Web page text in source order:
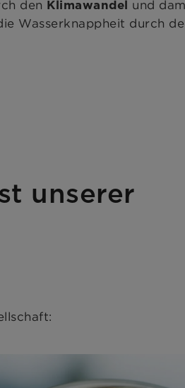
den
Wasserknappheit durch den